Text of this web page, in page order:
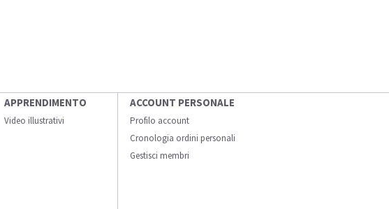
APPRENDIMENTO
Video illustrativi
ACCOUNT PERSONALE
Profilo account
Cronologia ordini personali
Gestisci membri